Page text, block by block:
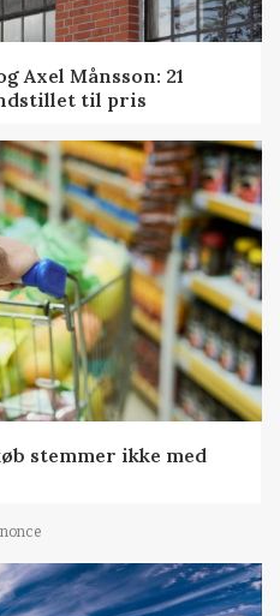
Axel Månsson: 21
til pris
stemmer ikke med